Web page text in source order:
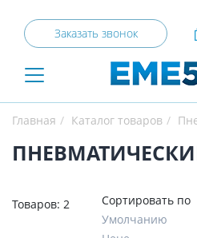
Заказать звонок
Главная Каталог товаров
Товаров: 2
Сортировать по
Умолчанию